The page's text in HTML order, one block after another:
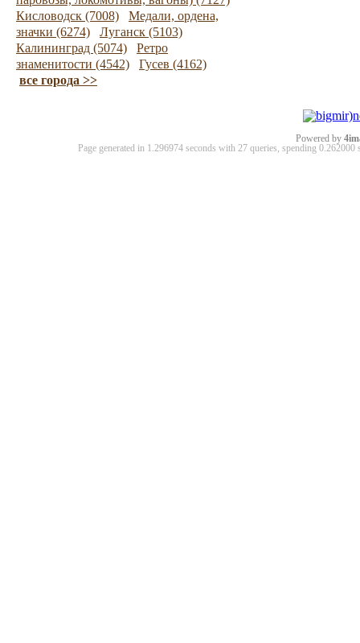
Кисловодск (7008)
Медали, ордена,
значки (6274)
Луганск (5103)
Калининград (5074)
Ретро
знаменитости (4542)
Гусев (4162)
все города >>
Powered by
Page generated in 1.296974 seconds with 27 queries, spending